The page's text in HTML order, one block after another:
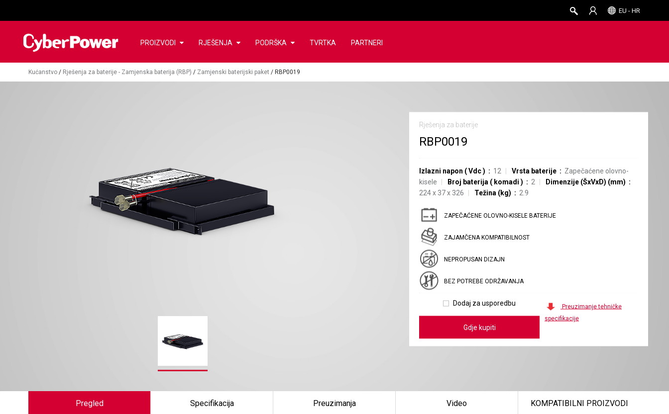
EU - HR
PROIZVODI RJEŠENJA PODRŠKA TVRTKA PARTNERI
Kućanstvo / Rješenja za baterije - Zamjenska baterija (RBP) / Zamjenski baterijski paket / RBP0019
Rješenja za baterije
RBP0019
Izlazni napon (Vdc) 12 Vrsta baterije
Zapečaćene olovno-
kisele
Broj baterija ( komadi ) 2
Dimenzije (ŠxVxD) (mm)
224 x 37 x 326
Težina (kg) 2.9
ZAPEČAĆENE OLOVNO-KISELE BATERIJE
ZAJAMČENA KOMPATIBILNOST
NEPROPUSAN DIZAJN
BEZ POTREBE ODRŽAVANJA
Dodaj za usporedbu
Gdje kupiti
Preuzimanje tehničke
specifikacije
Pregled Specifikacija Preuzimanja Video KOMPATIBILNI PROIZVODI